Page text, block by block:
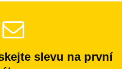
slevu na první